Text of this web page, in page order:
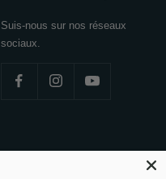
Suis-nous sur nos réseaux
sociaux.